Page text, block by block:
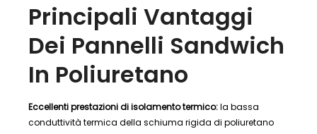
Principali Vantaggi
Dei Pannelli Sandwich
In Poliuretano
Eccellenti prestazioni di isolamento termico:la bassa
conduttività termica della schiuma rigida di poliuretano